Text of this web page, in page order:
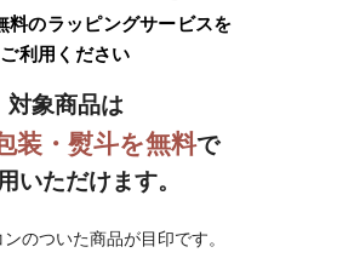
料のラッピングサービスを
ご利用ください
対象商品は
装・熨斗を無料で
いただけます。
ンのついた商品が目印です。